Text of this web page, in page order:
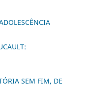
SEM FIM, DE